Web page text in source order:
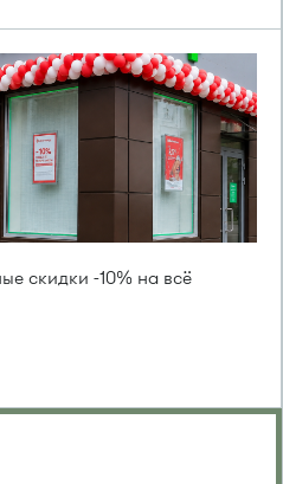
скидки -10% на всё